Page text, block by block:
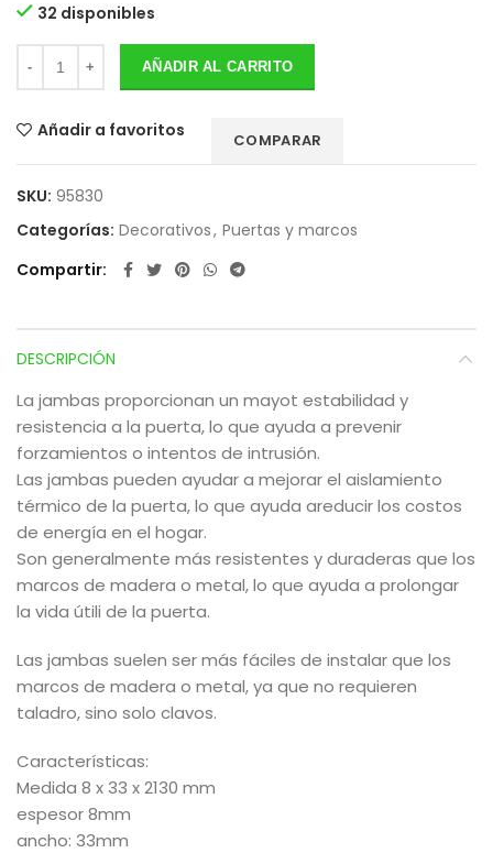
32 disponibles
AÑADIR AL CARRITO
Añadir a favoritos COMPARAR
SKU: 95830
Categorías: Decorativos, Puertas y marcos
Compartir
DESCRIPCIÓN
La jambas proporcionan un mayot estabilidad y
resistencia a la puerta, lo que ayuda a prevenir
forzamientos o intentos de intrusión.
Las jambas pueden ayudar a mejorar el aislamiento
térmico de la puerta, lo que ayuda areducir los costos
de energía en el hogar.
Son generalmente más resistentes y duraderas que los
marcos de madera o metal, lo que ayuda a prolongar
la vida útili de la puerta.
Las jambas suelen ser más fáciles de instalar que los
marcos de madera o metal, ya que no requieren
taladro, sino solo clavos.
Características:
Medida 8 x 33 x 2130 mm
espesor 8mm
ancho: 33mm